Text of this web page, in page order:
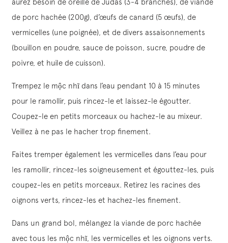
de porc hachée (200g), d’œufs de canard (5 œufs), de
vermicelles (une poignée), et de divers assaisonnements
(bouillon en poudre, sauce de poisson, sucre, poudre de
poivre, et huile de cuisson).
Trempez le mộc nhĩ dans l’eau pendant 10 à 15 minutes
pour le ramollir, puis rincez-le et laissez-le égoutter.
Coupez-le en petits morceaux ou hachez-le au mixeur.
Veillez à ne pas le hacher trop finement.
Faites tremper également les vermicelles dans l’eau pour
les ramollir, rincez-les soigneusement et égouttez-les, puis
coupez-les en petits morceaux. Retirez les racines des
oignons verts, rincez-les et hachez-les finement.
Dans un grand bol, mélangez la viande de porc hachée
avec tous les mộc nhĩ, les vermicelles et les oignons verts.